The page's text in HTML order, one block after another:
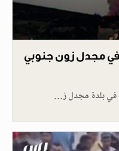
في مجدل زون جنوبي
في بلدة مجدل ز…